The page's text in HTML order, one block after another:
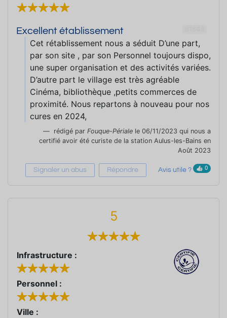
Excellent établissement
Cet rétablissement nous a séduit D’une part,
par son site , par son Personnel toujours dispo,
une super organisation et des activités variées.
D’autre part le village est très agréable
Cinéma, bibliothèque ,petits commerces de
proximité. Nous repartons à nouveau pour nos
cures en 2024,
rédigé par Fouque-Périale le 06/11/2023 qui nous a
certifié avoir été curiste de la station Aulus-les-Bains en
Août 2023
Signaler un abus Répondre Avis utile ? 0
5
Infrastructure :
Personnel :
Ville :